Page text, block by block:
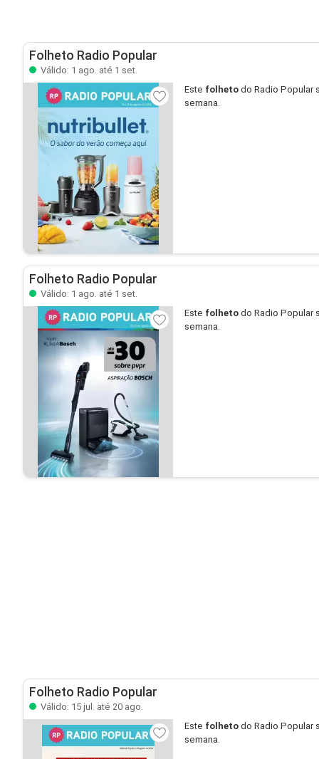
Folheto Radio Popular
Válido: 1 ago. até 1 set.
Este folheto do Radio Popular
semana.
Folheto Radio Popular
Válido: 1 ago. até 1 set.
Este folheto do Radio Popular
semana.
Folheto Radio Popular
Válido: 15 jul. até 20 ago.
Este folheto do Radio Popular
semana.